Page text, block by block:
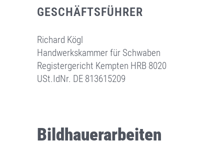
GESCHÄFTSFÜHRER
Richard Kögl
Handwerkskammer für Schwaben
Registergericht Kempten HRB 8020
USt.IdNr. DE 813615209
Bildhauerarbeiten